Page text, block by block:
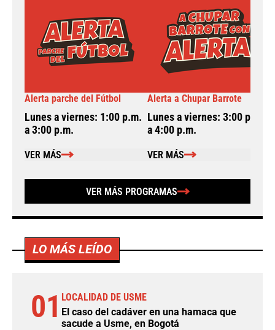
Alerta parche del Fútbol
Lunes a viernes: 1:00 p.m.
a 3:00 p.m.
VER MÁS
Alerta a Chupar Barrote
Lunes a viernes: 3:00 p.m.
a 4:00 p.m.
VER MÁS
VER MÁS PROGRAMAS
LO MÁS LEÍDO
01 LOCALIDAD DE USME
El caso del cadáver en una hamaca que
sacude a Usme, en Bogotá